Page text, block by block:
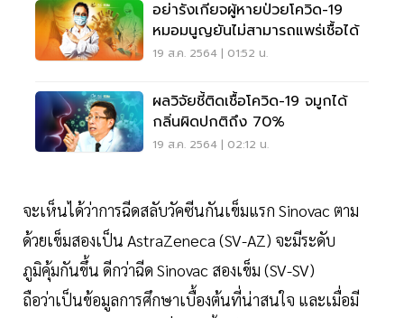
อย่ารังเกียจผู้หายป่วยโควิด-19
หมอมนูญยันไม่สามารถแพร่เชื้อได้
19 ส.ค. 2564 | 01:52 น.
ผลวิจัยชี้ติดเชื้อโควิด-19 จมูกได้
กลิ่นผิดปกติถึง 70%
19 ส.ค. 2564 | 02:12 น.
จะเห็นได้ว่าการฉีดสลับวัคซีนกันเข็มแรก Sinovac ตาม
ด้วยเข็มสองเป็น AstraZeneca (SV-AZ) จะมีระดับ
ภูมิคุ้มกันขึ้น ดีกว่าฉีด Sinovac สองเข็ม (SV-SV)
ถือว่าเป็นข้อมูลการศึกษาเบื้องต้นที่น่าสนใจ และเมื่อมี